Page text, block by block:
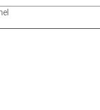
y la reducción